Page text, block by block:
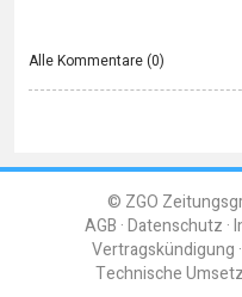
Alle Kommentare (0)
© ZGO
AGB Datenschutz
Vertragskündigung
Technische